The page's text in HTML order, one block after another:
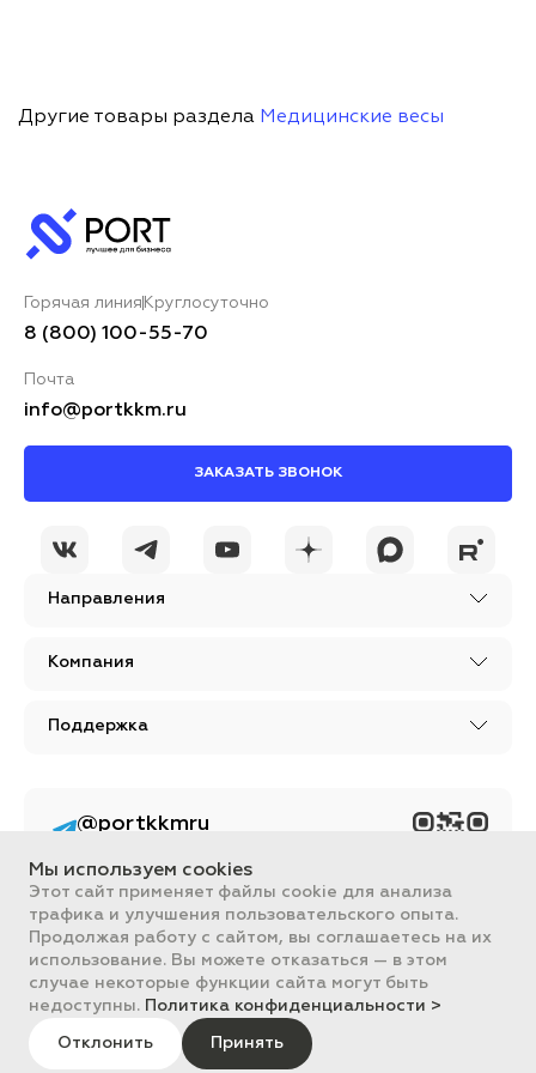
Другие товары раздела Медицинские весы
Направления
Компания
Поддержка
Горячая линия Круглосуточно
8 (800) 100-55-70
Почта
info@portkkm.ru
ЗАКАЗАТЬ ЗВОНОК
Вся информация, размещенная на сайте, носит ознакомительный
характер и не является публичной офертой, определяемой
положениями Статьи 437 ГК РФ.
Все цены на сайте указаны с НДС. ООО "ПОРТ" ИНН 2461018892,
ОГРН 1022401953496
ПОРТ 2011-2026
Политика обработки данных
@portkkmru
контент PORT - бизнес
портал
Мы используем cookies
Этот сайт применяет файлы cookie для анализа
трафика и улучшения пользовательского опыта.
Продолжая работу с сайтом, вы соглашаетесь на их
использование. Вы можете отказаться — в этом
случае некоторые функции сайта могут быть
недоступны. Политика конфиденциальности >
Отклонить Принять